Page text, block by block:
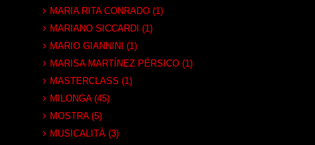
MARIA RITA CONRADO (1)
MARIANO SICCARDI (1)
MARIO GIANNINI (1)
MARISA MARTÍNEZ PÉRSICO (1)
MASTERCLASS (1)
MILONGA (45)
MOSTRA (5)
MUSICALITÀ (3)